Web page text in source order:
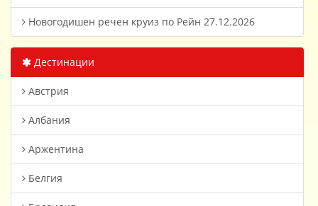
Новогодишен речен круиз по Рейн 27.12.2026
Дестинации
Австрия
Албания
Аржентина
Белгия